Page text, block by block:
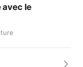
avec le